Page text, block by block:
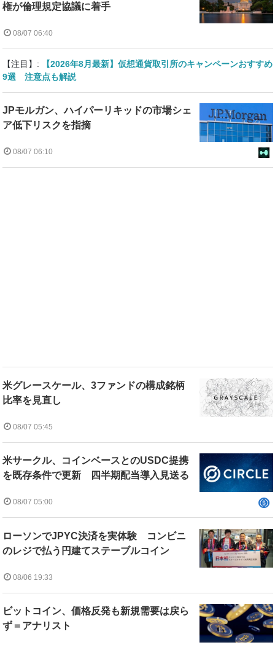
権が倫理規定協議に着手
08/07 06:40
【注目】:
【2026年8月最新】仮想通貨取引所のキャンペーンおすすめ
9選 注意点も解説
JPモルガン、ハイパーリキッドの市場シェ
ア低下リスクを指摘
08/07 06:10
米グレースケール、3ファンドの構成銘柄
比率を見直し
08/07 05:45
米サークル、コインベースとのUSDC提携
を既存条件で更新 四半期配当導入見送る
08/07 05:00
ローソンでJPYC決済を実体験 コンビニ
のレジで払う円建てステーブルコイン
08/06 19:33
ビットコイン、価格反発も新規需要は戻ら
ず＝アナリスト